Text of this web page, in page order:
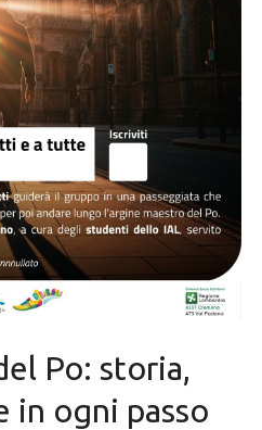
Po: storia,
in ogni passo